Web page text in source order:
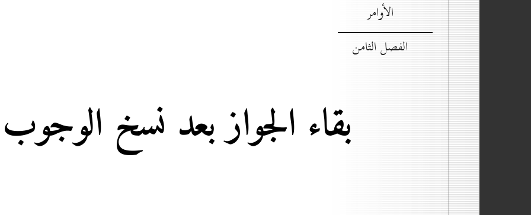
الأوامر
الفصل الثامن
بقاء الجواز بعد نسخ